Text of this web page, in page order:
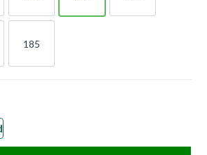
185
185